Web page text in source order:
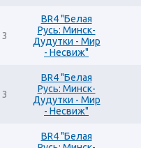
3
BR4 "Белая
Русь: Минск-
Дудутки - Мир
- Несвиж"
3
BR4 "Белая
Русь: Минск-
Дудутки - Мир
- Несвиж"
BR4 "Белая